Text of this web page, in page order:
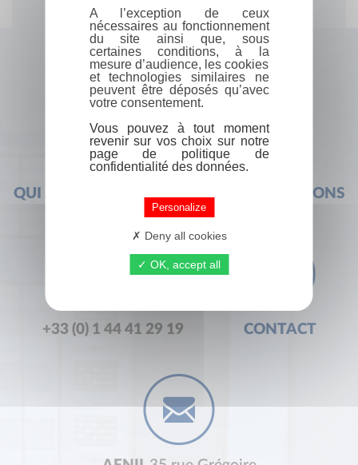
QUI SOMMES-NOUS ? FOIRE AUX QUESTIONS
+33 (0) 1 44 41 29 19 CONTACT
A l’exception de ceux
nécessaires au fonctionnement
du site ainsi que, sous
certaines conditions, à la
mesure d’audience, les cookies
et technologies similaires ne
peuvent être déposés qu’avec
votre consentement.
Vous pouvez à tout moment
revenir sur vos choix sur notre
page de politique de
confidentialité des données.
Personalize
Deny all cookies
OK, accept all